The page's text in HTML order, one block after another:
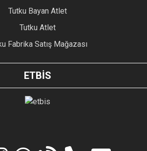
Tutku Bayan Atlet
Tutku Atlet
Fabrika Satış Mağazası
ETBİS